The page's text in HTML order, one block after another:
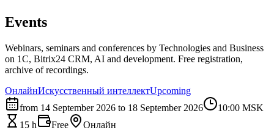
Events
Webinars, seminars and conferences by Technologies and Business
on 1C, Bitrix24 CRM, AI and development. Free registration,
archive of recordings.
ОнлайнИскусственный интеллектUpcoming
from 14 September 2026 to 18 September 2026
10:00 MSK
15 h
Free Онлайн